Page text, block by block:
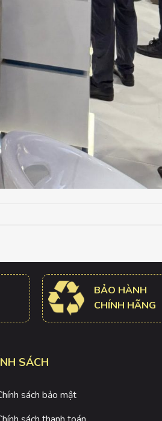
BẢO HÀNH
CHÍNH HÃNG
SÁCH
sách bảo mật